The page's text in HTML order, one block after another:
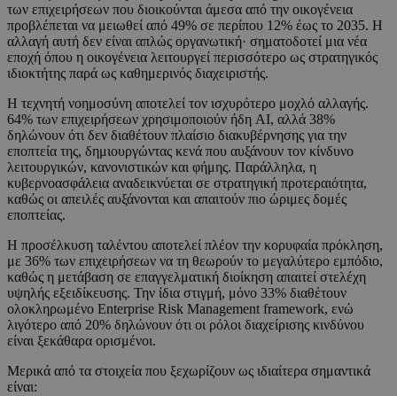
των επιχειρήσεων που διοικούνται άμεσα από την οικογένεια
προβλέπεται να μειωθεί από 49% σε περίπου 12% έως το 2035. Η
αλλαγή αυτή δεν είναι απλώς οργανωτική· σηματοδοτεί μια νέα
εποχή όπου η οικογένεια λειτουργεί περισσότερο ως στρατηγικός
ιδιοκτήτης παρά ως καθημερινός διαχειριστής.
Η τεχνητή νοημοσύνη αποτελεί τον ισχυρότερο μοχλό αλλαγής.
64% των επιχειρήσεων χρησιμοποιούν ήδη AI, αλλά 38%
δηλώνουν ότι δεν διαθέτουν πλαίσιο διακυβέρνησης για την
εποπτεία της, δημιουργώντας κενά που αυξάνουν τον κίνδυνο
λειτουργικών, κανονιστικών και φήμης. Παράλληλα, η
κυβερνοασφάλεια αναδεικνύεται σε στρατηγική προτεραιότητα,
καθώς οι απειλές αυξάνονται και απαιτούν πιο ώριμες δομές
εποπτείας.
Η προσέλκυση ταλέντου αποτελεί πλέον την κορυφαία πρόκληση,
με 36% των επιχειρήσεων να τη θεωρούν το μεγαλύτερο εμπόδιο,
καθώς η μετάβαση σε επαγγελματική διοίκηση απαιτεί στελέχη
υψηλής εξειδίκευσης. Την ίδια στιγμή, μόνο 33% διαθέτουν
ολοκληρωμένο Enterprise Risk Management framework, ενώ
λιγότερο από 20% δηλώνουν ότι οι ρόλοι διαχείρισης κινδύνου
είναι ξεκάθαρα ορισμένοι.
Μερικά από τα στοιχεία που ξεχωρίζουν ως ιδιαίτερα σημαντικά
είναι: